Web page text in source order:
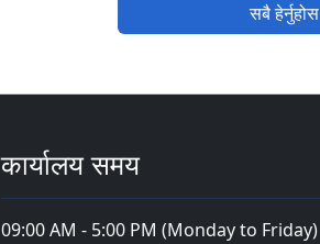
सबै हेर्नुहोस
कार्यालय समय
09:00 AM - 5:00 PM (Monday to Friday)